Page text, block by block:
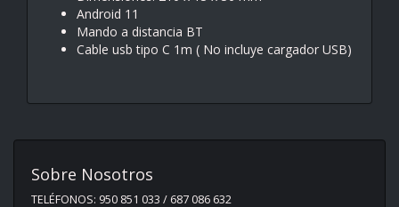
Android 11
Mando a distancia BT
Cable usb tipo C 1m ( No incluye cargador USB)
Sobre Nosotros
TELÉFONOS: 950 851 033 / 687 086 632